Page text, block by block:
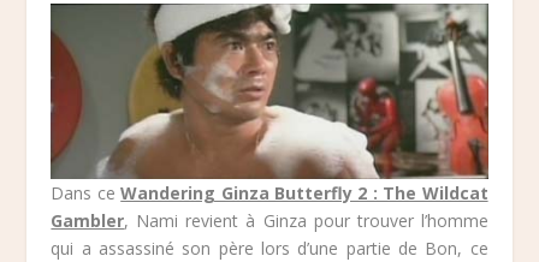
Dans ceWandering Ginza Butterfly 2 : The Wildcat
Gambler, Nami revient à Ginza pour trouver l’homme
qui a assassiné son père lors d’une partie de Bon, ce